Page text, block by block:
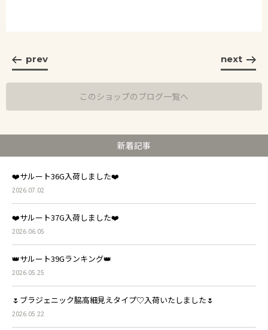
prev next
このショップのブログ一覧へ
新着記事
❤️サルート36G入荷しました❤️
2026.07.02
❤️サルート37G入荷しました❤️
2026.06.05
👑サルート39Gランキング👑
2026.05.25
🌷ブラジェニック脇高細見えタイプ♡入荷いたしました🌷
2026.05.22